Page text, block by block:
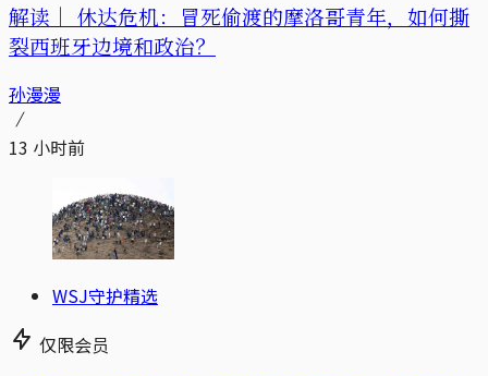
解读｜ 休达危机：冒死偷渡的摩洛哥青年，如何撕
裂西班牙边境和政治？
孙漫漫
13 小时前
WSJ守护精选
仅限会员